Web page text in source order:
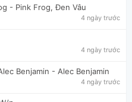
- Pink Frog, Đen Vâu
4 ngày trước
4 ngày trước
Benjamin - Alec Benjamin
4 ngày trước